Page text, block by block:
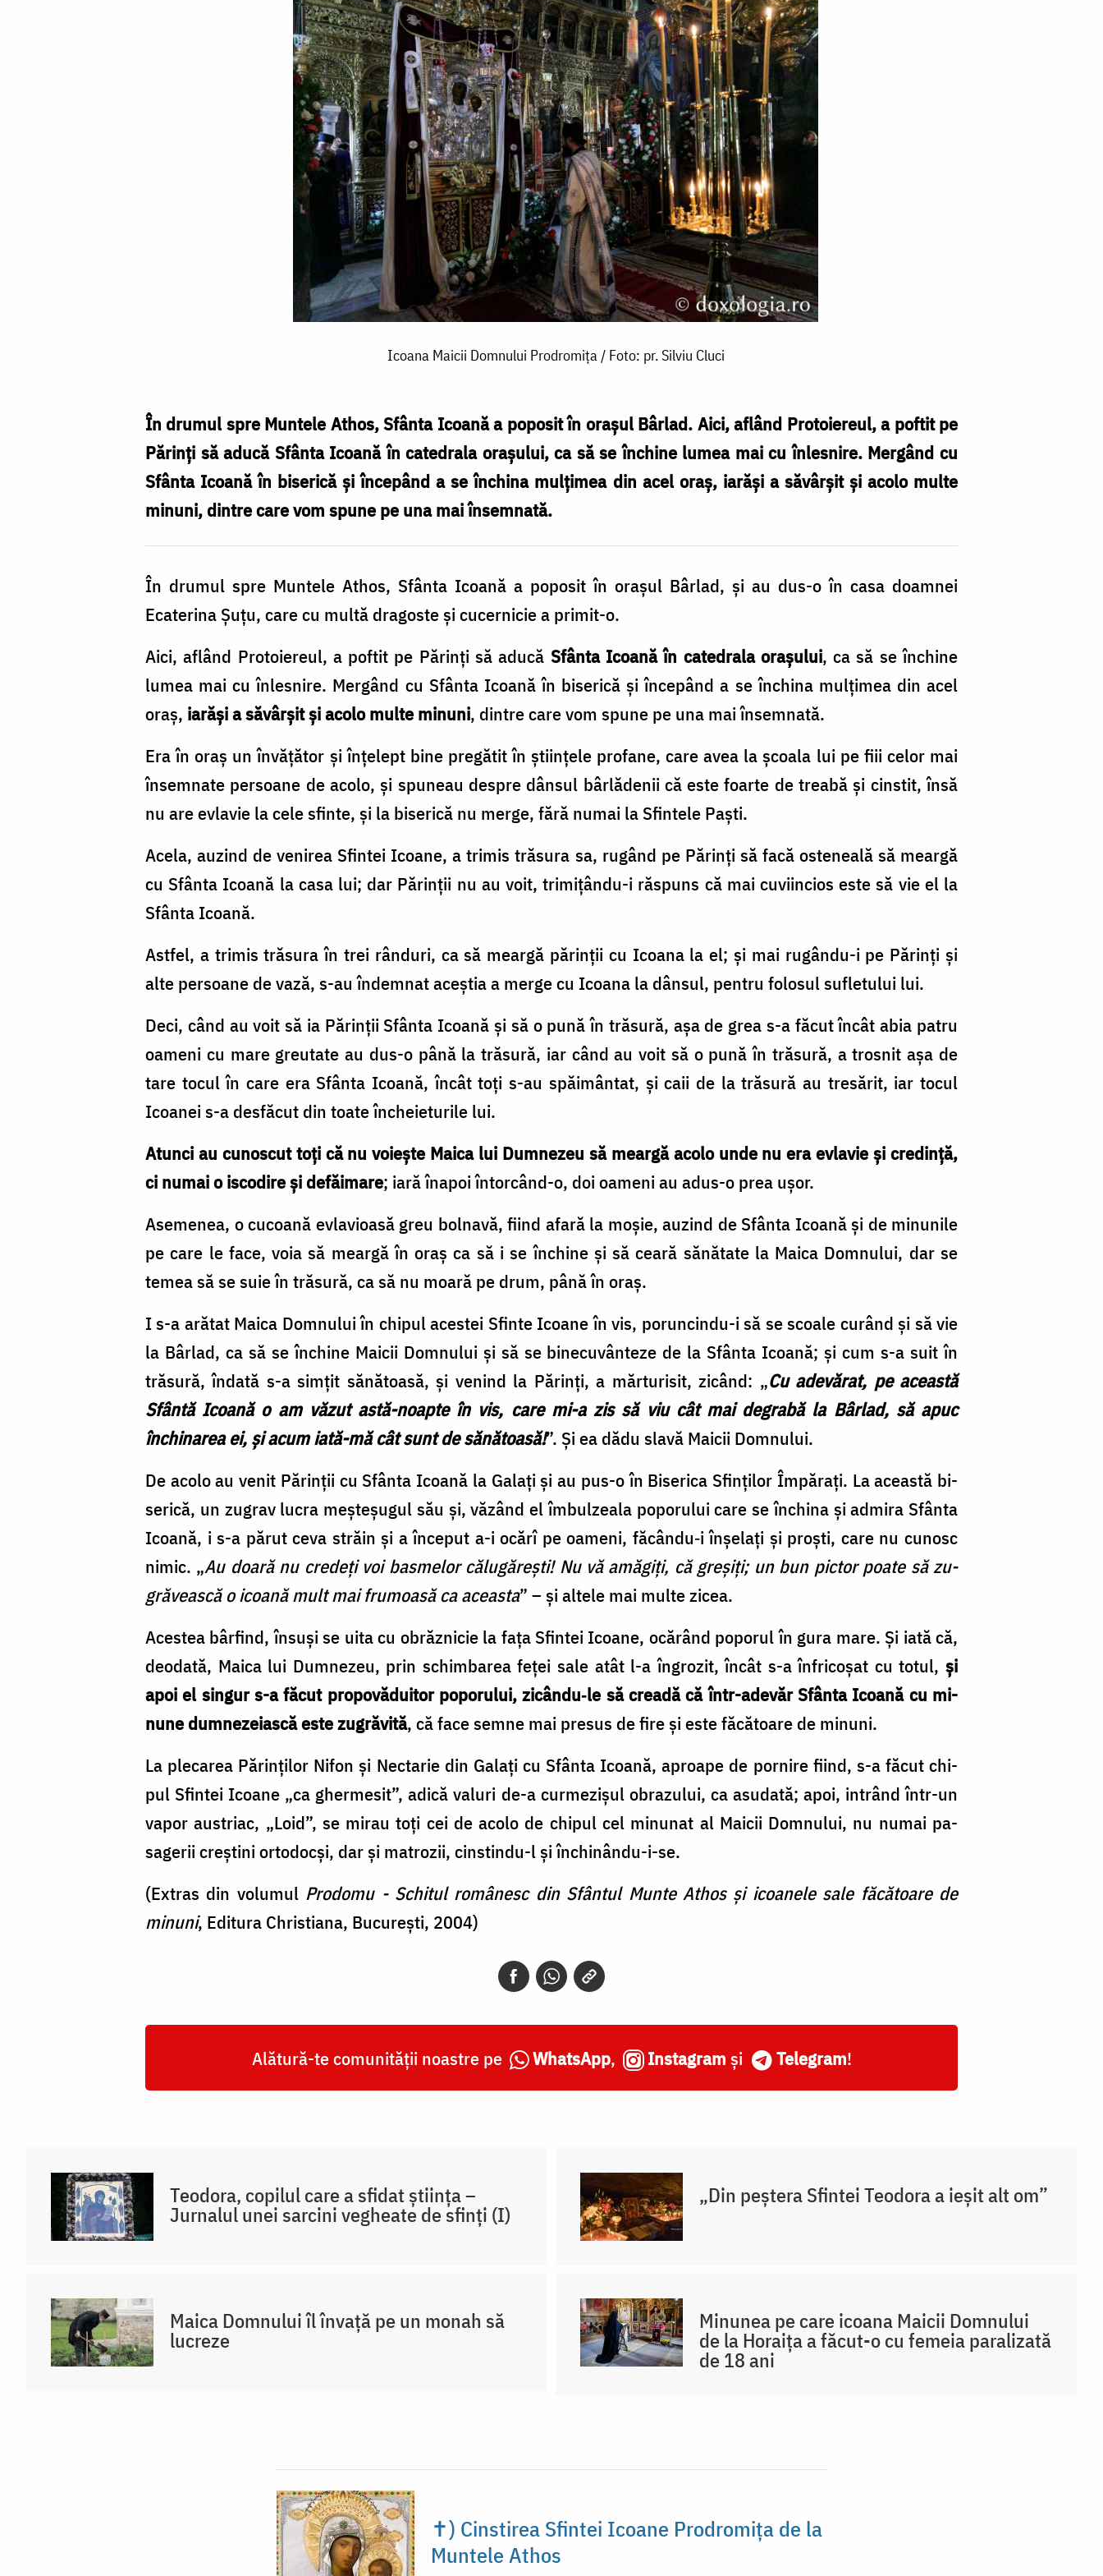
Icoana Maicii Domnului Prodromița / Foto: pr. Silviu Cluci
În drumul spre Muntele Athos, Sfânta Icoană a poposit în oraşul Bârlad. Aici, aflând Pro­toiereul, a poftit pe
Părinţi să aducă Sfânta Icoană în catedrala ora­şului, ca să se închine lumea mai cu în­lesnire. Mer­gând cu
Sfânta Icoană în biserică şi înce­pând a se în­chi­na mulţimea din acel oraş, iarăşi a să­vârşit şi acolo multe
minuni, dintre care vom spune pe una mai însemnată.
În drumul spre Muntele Athos, Sfânta Icoană a poposit în oraşul Bârlad, şi au dus-o în casa doamnei
Ecaterina Şuţu, care cu multă dra­goste şi cucernicie a primit-o.
Aici, aflând Pro­toiereul, a poftit pe Părinţi să aducă Sfânta Icoană în catedrala ora­şului, ca să se închine
lumea mai cu în­lesnire. Mer­gând cu Sfânta Icoană în biserică şi înce­pând a se în­chi­na mulţimea din acel
oraş, iarăşi a să­vârşit şi acolo multe minuni, dintre care vom spune pe una mai însemnată.
Era în oraş un învăţător şi înţelept bine pregătit în şti­inţele profane, care avea la şcoala lui pe fiii celor mai
însemnate persoane de acolo, şi spuneau despre dân­sul bâr­lădenii că este foarte de treabă şi cinstit, însă
nu are evlavie la cele sfinte, şi la biserică nu merge, fără numai la Sfintele Paşti.
Acela, auzind de venirea Sfintei Icoane, a trimis trăsura sa, rugând pe Părinţi să facă osteneală să meargă
cu Sfânta Icoană la casa lui; dar Părinţii nu au voit, trimiţându-i răspuns că mai cuviincios este să vie el la
Sfânta Icoană.
Astfel, a trimis trăsura în trei rân­duri, ca să meargă părinţii cu Icoana la el; şi mai rugându-i pe Pă­rinţi şi
alte persoane de vază, s-au îndemnat aceştia a mer­ge cu Icoana la dânsul, pentru folosul sufletului lui.
Deci, când au voit să ia Părinţii Sfânta Icoană şi să o pună în trăsură, aşa de grea s-a făcut încât abia patru
oameni cu mare gre­u­tate au dus-o până la trăsură, iar când au voit să o pu­nă în trăsură, a trosnit aşa de
tare tocul în care era Sfân­ta Icoană, încât toţi s-au spăimântat, şi caii de la tră­­su­ră au tresărit, iar tocul
Icoanei s-a desfăcut din toate în­che­ieturile lui.
Atunci au cunoscut toţi că nu voieşte Mai­ca lui Dumnezeu să meargă acolo unde nu era evlavie şi credinţă,
ci numai o iscodire şi defăi­ma­re; iară înapoi în­tor­când-o, doi oameni au adus-o prea uşor.
Asemenea, o cucoană evlavioasă greu bolnavă, fi­ind afară la moşie, auzind de Sfânta Icoană şi de mi­nunile
pe care le face, voia să meargă în oraş ca să i se închine şi să ceară sănătate la Maica Domnului, dar se
temea să se suie în tră­su­ră, ca să nu moară pe drum, până în oraş.
I s-a arătat Mai­ca Domnului în chipul acestei Sfin­te Icoane în vis, po­runcindu-i să se scoale curând şi să vie
la Bârlad, ca să se închine Maicii Domnului şi să se binecuvânteze de la Sfânta Icoană; şi cum s-a suit în
trăsură, îndată s-a simţit sănătoasă, şi venind la Pă­rinţi, a mărturisit, zicând: „Cu adevărat, pe această
Sfântă Icoană o am văzut astă-noapte în vis, care mi-a zis să viu cât mai degrabă la Bâr­lad, să apuc
închinarea ei, şi acum iată-mă cât sunt de să­nătoasă!”. Şi ea dădu slavă Maicii Domnului.
De acolo au venit Părinţii cu Sfânta Icoană la Ga­laţi şi au pus-o în Biserica Sfinţilor Împăraţi. La această bi­
serică, un zugrav lucra meşteşugul său şi, văzând el îm­bul­zeala poporului care se închina şi admira Sfânta
Icoa­nă, i s-a părut ceva străin şi a început a-i ocărî pe oa­meni, fă­cân­du‑i înşelaţi şi proşti, care nu cunosc
nimic. „Au doa­ră nu credeţi voi basmelor călugăreşti! Nu vă amăgiţi, că greşiţi; un bun pictor poate să zu­
gră­vească o icoa­nă mult mai fru­moasă ca aceasta” – şi altele mai multe zicea.
Acestea bârfind, însuşi se uita cu obrăznicie la fa­ţa Sfintei Icoane, ocărând poporul în gura mare. Şi iată că,
deo­dată, Maica lui Dumnezeu, prin schimbarea feţei sale atât l-a îngrozit, încât s-a înfricoşat cu totul, şi
apoi el sin­gur s-a făcut propovăduitor poporului, zi­cân­du‑le să crea­dă că într-adevăr Sfânta Icoană cu mi­
nu­ne dum­ne­ze­ias­că este zugrăvită, că face semne mai pre­sus de fire şi este fă­cătoare de minuni.
La plecarea Părinţilor Nifon şi Nectarie din Ga­laţi cu Sfânta Icoană, aproape de pornire fiind, s-a fă­cut chi­
pul Sfin­tei Icoane „ca ghermesit”, adică valuri de-a cur­me­zi­şul obrazului, ca asudată; apoi, intrând într-un
vapor aus­tri­ac, „Loid”, se mirau toţi cei de acolo de chi­pul cel mi­­nu­nat al Maicii Domnului, nu numai pa­
sagerii creştini orto­docşi, dar şi matrozii, cinstindu-l şi închinându-i-se.
(Extras din volumul Prodomu - Schitul românesc din Sfântul Munte Athos şi icoanele sale făcătoare de
minuni, Editura Christiana, Bucureşti, 2004)
Alătură-te comunității noastre pe WhatsApp, Instagram și Telegram!
Teodora, copilul care a sfidat știința –
Jurnalul unei sarcini vegheate de sfinți (I)
„Din peștera Sfintei Teodora a ieșit alt om”
Maica Domnului îl învață pe un monah să
lucreze
Minunea pe care icoana Maicii Domnului
de la Horaița a făcut-o cu femeia paralizată
de 18 ani
✝) Cinstirea Sfintei Icoane Prodromița de la
Muntele Athos